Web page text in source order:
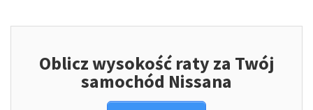
Oblicz wysokość raty za Twój
samochód Nissana